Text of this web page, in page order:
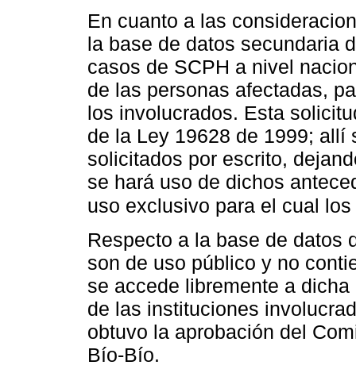
En cuanto a las
la base de datos secundaria
casos de SCPH a nivel
de las personas afectadas,
los involucrados. Esta
de la Ley 19628 de 1999; allí
solicitados por escrito,
se hará uso de dichos
uso exclusivo para el cual
Respecto a la base de datos
son de uso público y no
se accede libremente a
de las instituciones
obtuvo la aprobación del
Bío-Bío.